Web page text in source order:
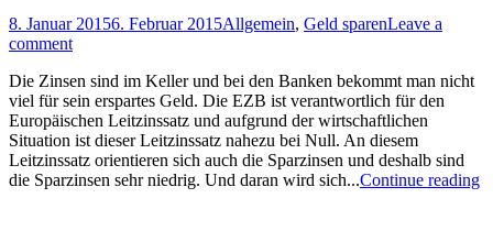
8. Januar 20156. Februar 2015Allgemein, Geld sparenLeave a
comment
Die Zinsen sind im Keller und bei den Banken bekommt man nicht
viel für sein erspartes Geld. Die EZB ist verantwortlich für den
Europäischen Leitzinssatz und aufgrund der wirtschaftlichen
Situation ist dieser Leitzinssatz nahezu bei Null. An diesem
Leitzinssatz orientieren sich auch die Sparzinsen und deshalb sind
die Sparzinsen sehr niedrig. Und daran wird sich...Continue reading